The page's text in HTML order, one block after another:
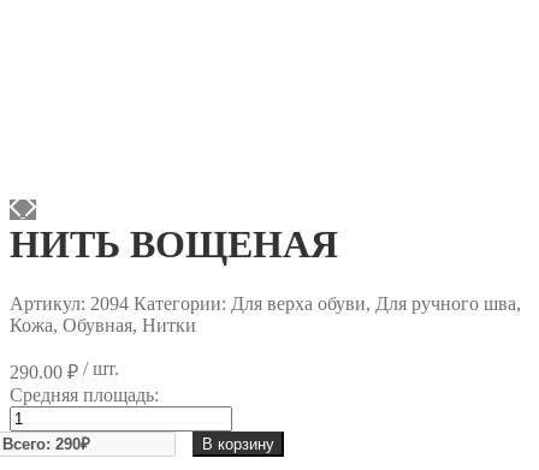
НИТЬ ВОЩЕНАЯ
Артикул: 2094 Категории: Для верха обуви, Для ручного шва,
Кожа, Обувная, Нитки
290.00 ₽ / шт.
Средняя площадь:
Количество
товара
НИТЬ
В корзину